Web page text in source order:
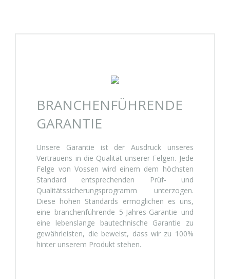
BRANCHENFÜHRENDE
GARANTIE
Unsere Garantie ist der Ausdruck unseres
Vertrauens in die Qualität unserer Felgen. Jede
Felge von Vossen wird einem dem höchsten
Standard entsprechenden Prüf- und
Qualitätssicherungsprogramm unterzogen.
Diese hohen Standards ermöglichen es uns,
eine branchenführende 5-Jahres-Garantie und
eine lebenslange bautechnische Garantie zu
gewährleisten, die beweist, dass wir zu 100%
hinter unserem Produkt stehen.